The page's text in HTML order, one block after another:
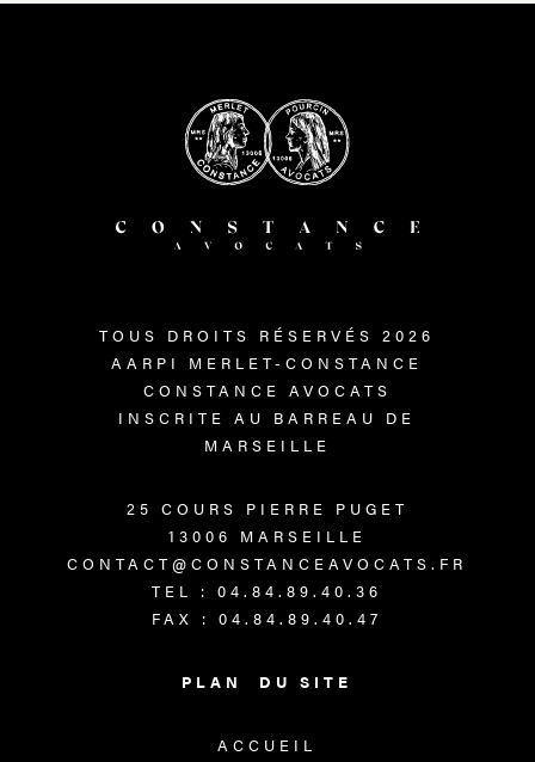
TOUS DROITS RÉSERVÉS 2026
AARPI MERLET-CONSTANCE
CONSTANCE AVOCATS
INSCRITE AU BARREAU DE
MARSEILLE
25 COURS PIERRE PUGET
13006 MARSEILLE
CONTACT@CONSTANCEAVOCATS.FR
TEL : 04.84.89.40.36
FAX : 04.84.89.40.47
PLAN DU SITE
ACCUEIL